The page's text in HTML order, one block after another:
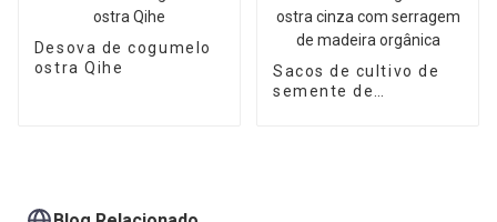
Desova de cogumelo
ostra Qihe
Sacos de cultivo de
semente de